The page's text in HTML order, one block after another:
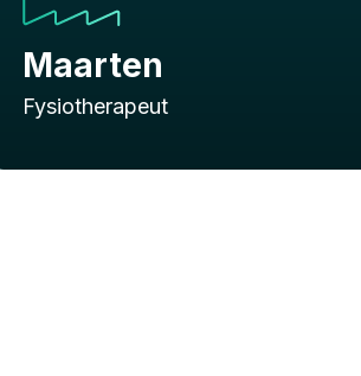
Maarten
Fysiotherapeut